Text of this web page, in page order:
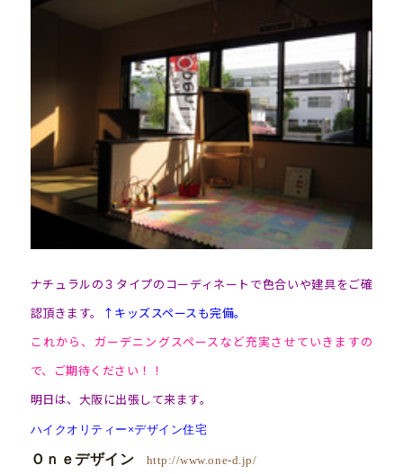
ナチュラルの３タイプのコーディネートで色合いや建具をご確
認頂きます。 ↑キッズスペースも完備。
これから、ガーデニングスペースなど充実させていきますの
で、ご期待ください！！
明日は、大阪に出張して来ます。
ハイクオリティー×デザイン住宅
Ｏｎｅデザイン http://www.one-d.jp/